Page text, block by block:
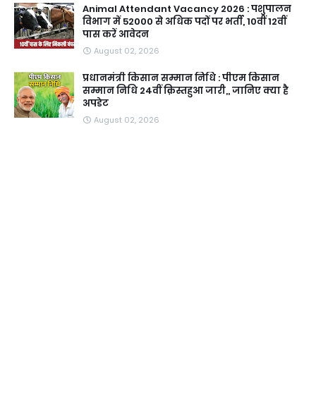
Animal Attendant Vacancy 2026 : पशुपालन
विभाग में 52000 से अधिक पदों पर भर्ती, 10वीं 12वीं
पास करें आवेदन
August 02, 2026
प्रधानमंत्री किसान सम्मान निधि : पीएम किसान
सम्मान निधि 24वीं क़िस्तहुआ जारी,, जानिए क्या है
अपडेट
August 02, 2026